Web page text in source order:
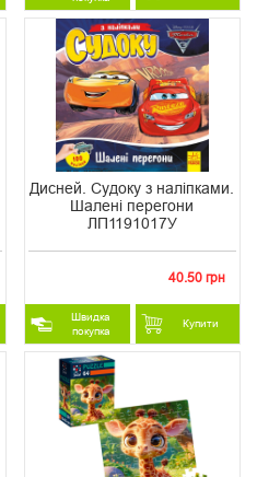
Дисней. Судоку з наліпками.
Шалені перегони
ЛП1191017У
40.50 грн
Швидка
покупка
Купити